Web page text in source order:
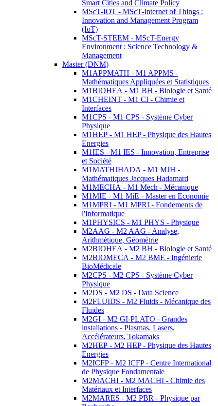
Smart Cities and Climate Policy
MScT-IOT - MScT-Internet of Things :
Innovation and Management Program
(IoT)
MScT-STEEM - MScT-Energy
Environment : Science Technology &
Management
Master (DNM)
M1APPMATH - M1 APPMS -
Mathématiques Appliquées et Statistiques
M1BIOHEA - M1 BH - Biologie et Santé
M1CHEINT - M1 CI - Chimie et
Interfaces
M1CPS - M1 CPS - Système Cyber
Physique
M1HEP - M1 HEP - Physique des Hautes
Energies
M1IES - M1 IES - Innovation, Entreprise
et Société
M1MATHJHADA - M1 MJH -
Mathématiques Jacques Hadamard
M1MECHA - M1 Mech - Mécanique
M1MIE - M1 MiE - Master en Economie
M1MPRI - M1 MPRI - Fondements de
l'Informatique
M1PHYSICS - M1 PHYS - Physique
M2AAG - M2 AAG - Analyse,
Arithmétique, Géométrie
M2BIOHEA - M2 BH - Biologie et Santé
M2BIOMECA - M2 BME - Ingénierie
BioMédicale
M2CPS - M2 CPS - Système Cyber
Physique
M2DS - M2 DS - Data Science
M2FLUIDS - M2 Fluids - Mécanique des
Fluides
M2GI - M2 GI-PLATO - Grandes
installations - Plasmas, Lasers,
Accélérateurs, Tokamaks
M2HEP - M2 HEP - Physique des Hautes
Energies
M2ICFP - M2 ICFP - Centre International
de Physique Fondamentale
M2MACHI - M2 MACHI - Chimie des
Matériaux et Interfaces
M2MARES - M2 PBR - Physique par